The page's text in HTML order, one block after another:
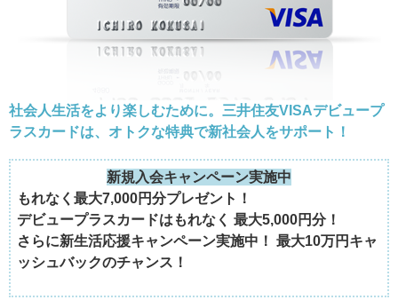
社会人生活をより楽しむために。三井住友VISAデビュープ
ラスカードは、オトクな特典で新社会人をサポート！
新規入会キャンペーン実施中
もれなく最大7,000円分プレゼント！
デビュープラスカードはもれなく 最大5,000円分！
さらに新生活応援キャンペーン実施中！ 最大10万円キャ
ッシュバックのチャンス！